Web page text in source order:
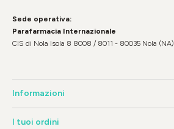
Sede operativa:
Parafarmacia Internazionale
CIS di Nola Isola 8 8008 / 8011 - 80035 Nola (NA)
Informazioni
I tuoi ordini